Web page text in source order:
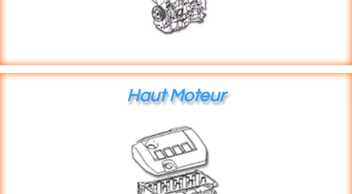
Haut Moteur